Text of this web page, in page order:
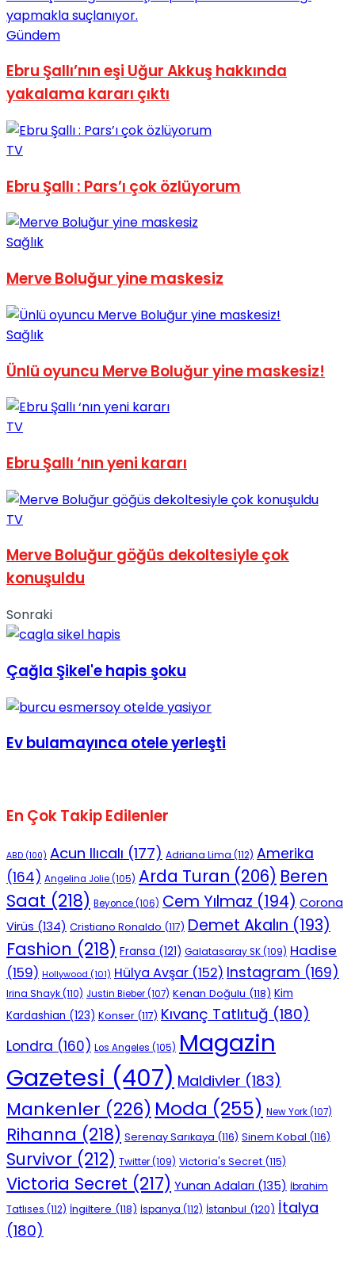
No Result
View All Result
Gündem
Ebru Şallı’nın eşi Uğur Akkuş hakkında
yakalama kararı çıktı
TV
Ebru Şallı : Pars’ı çok özlüyorum
Sağlık
Merve Boluğur yine maskesiz
Sağlık
Ünlü oyuncu Merve Boluğur yine maskesiz!
TV
Ebru Şallı ‘nın yeni kararı
TV
Merve Boluğur göğüs dekoltesiyle çok
konuşuldu
Sonraki
Çağla Şikel'e hapis şoku
Ev bulamayınca otele yerleşti
En Çok Takip Edilenler
ABD (100) Acun Ilıcalı (177) Adriana Lima (112) Amerika
(164) Angelina Jolie(105) Arda Turan (206) Beren
Saat (218) Beyonce(106) Cem Yılmaz (194) Corona
Virüs (134) Cristiano Ronaldo (117) Demet Akalın (193)
Fashion (218) Fransa (121) Galatasaray SK(109) Hadise
(159) Hollywood (101) Hülya Avşar (152) Instagram (169)
Irina Shayk(110) Justin Bieber(107) Kenan Doğulu (118) Kim
Kardashian (123) Konser (117) Kıvanç Tatlıtuğ (180)
Londra (160) Los Angeles (105) Magazin
Gazetesi (407) Maldivler (183)
Mankenler (226) Moda (255) New York(107)
Rihanna (218) Serenay Sarıkaya (116) Sinem Kobal (116)
Survivor (212) Twitter(109) Victoria's Secret (115)
Victoria Secret (217) Yunan Adaları (135) İbrahim
Tatlıses (112) İngiltere (118) İspanya (112) İstanbul (120) İtalya
(180)